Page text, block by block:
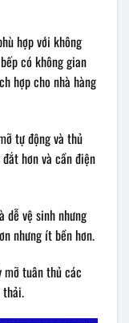
hợp với không
có không gian
hợp cho nhà hàng
tự động và thủ
hơn và cần điện
dễ vệ sinh nhưng
nhưng ít bền hơn.
mỡ tuân thủ các
thải.